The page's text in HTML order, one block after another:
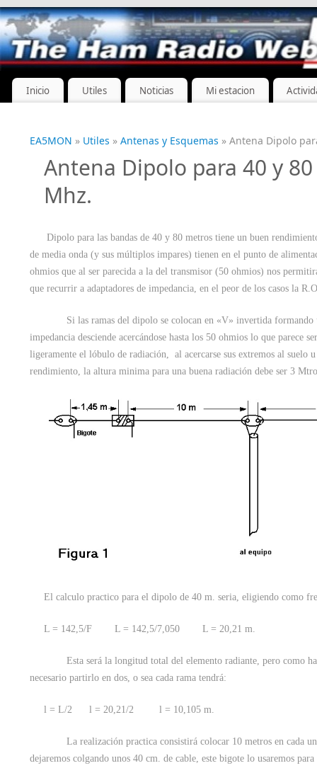
Inicio Utiles Noticias Mi estacion
EA5MON » Utiles » Antenas y Esquemas » Antena Dipolo
Antena Dipolo para 40 y
Mhz.
Dipolo para las bandas de 40 y 80 metros tiene un buen
de media onda (y sus múltiplos impares) tienen en el punto de
ohmios que al ser parecida a la del transmisor (50 ohmios) nos
que recurrir a adaptadores de impedancia, en el peor de los casos la
Si las ramas del dipolo se colocan en «V» invertida formando
impedancia desciende acercándose hasta los 50 ohmios lo que parece
ligeramente el lóbulo de radiación, al acercarse sus extremos al suelo u
rendimiento, la altura minima para una buena radiación debe ser 3
El calculo practico para el dipolo de 40 m. seria, eligiendo como
L = 142,5/F L = 142,5/7,050 L = 20,21 m.
Esta será la longitud total del elemento radiante, pero como
necesario partirlo en dos, o sea cada rama tendrá:
l = L/2 l = 20,21/2 l = 10,105 m.
La realización practica consistirá colocar 10 metros en cada
dejaremos colgando unos 40 cm. de cable, este bigote lo usaremos para